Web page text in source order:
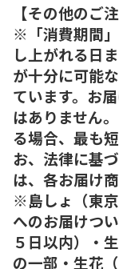
【その他のご注
※「消費期間
し上がれる日
が十分に可能
ています。お
はありません
る場合、最も
お、法律に基
は、各お届け
※島しょ（東
へのお届けつ
５日以内）・
の一部・生花